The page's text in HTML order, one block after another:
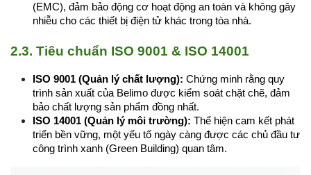
(EMC), đảm bảo động cơ hoạt động an toàn và không gây
nhiễu cho các thiết bị điện tử khác trong tòa nhà.
2.3. Tiêu chuẩn ISO 9001 & ISO 14001
ISO 9001 (Quản lý chất lượng): Chứng minh rằng quy
trình sản xuất của Belimo được kiểm soát chặt chẽ, đảm
bảo chất lượng sản phẩm đồng nhất.
ISO 14001 (Quản lý môi trường): Thể hiện cam kết phát
triển bền vững, một yếu tố ngày càng được các chủ đầu tư
công trình xanh (Green Building) quan tâm.